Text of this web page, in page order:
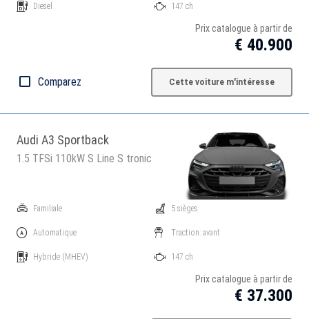
Diesel 147 ch
Prix catalogue à partir de
€ 40.900
Comparez Cette voiture m'intéresse
Audi A3 Sportback
1.5 TFSi 110kW S Line S tronic
Familiale
Automatique
Hybride (MHEV)
5 sièges
Traction: avant
147 ch
Prix catalogue à partir de
€ 37.300